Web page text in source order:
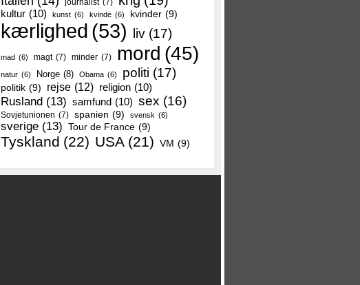
kultur (10) kunst (6) kvinde (6) kvinder (9)
kærlighed (53) liv (17)
mad (6) magt (7) minder (7) mord (45)
natur (6) Norge (8) Obama (6) politi (17)
politik (9) rejse (12) religion (10)
Rusland (13) samfund (10) sex (16)
Sovjetunionen (7) spanien (9) svensk (6)
sverige (13) Tour de France (9)
Tyskland (22) USA (21) VM (9)